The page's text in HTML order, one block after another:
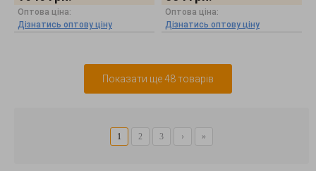
Оптова ціна:
Дізнатись оптову ціну
Оптова ціна:
Дізнатись оптову ціну
Показати ще 48 товарів
1 2 3 › »